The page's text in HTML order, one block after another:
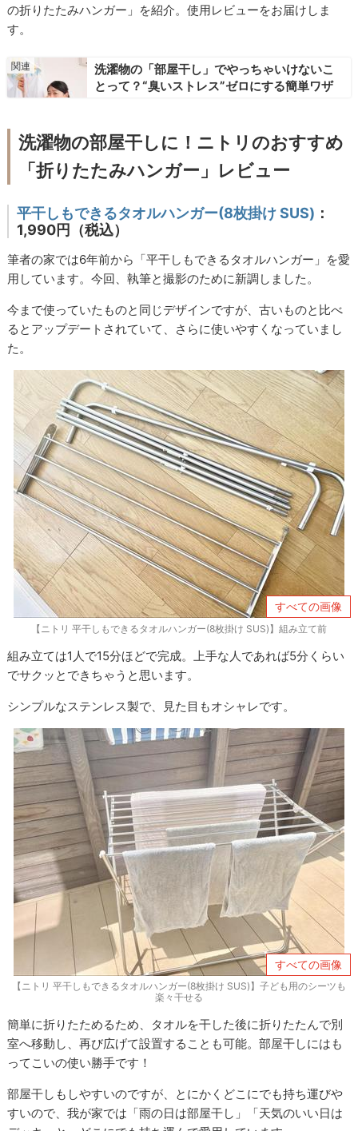
の折りたたみハンガー」を紹介。使用レビューをお届けしま
す。
洗濯物の「部屋干し」でやっちゃいけないこ
とって？“臭いストレス”ゼロにする簡単ワザ
洗濯物の部屋干しに！ニトリのおすすめ
「折りたたみハンガー」レビュー
平干しもできるタオルハンガー(8枚掛け SUS) ：
1,990円（税込）
筆者の家では6年前から「平干しもできるタオルハンガー」を愛
用しています。今回、執筆と撮影のために新調しました。
今まで使っていたものと同じデザインですが、古いものと比べ
るとアップデートされていて、さらに使いやすくなっていまし
た。
すべての画像
【ニトリ 平干しもできるタオルハンガー(8枚掛け SUS)】組み立て前
組み立ては1人で15分ほどで完成。上手な人であれば5分くらい
でサクッとできちゃうと思います。
シンプルなステンレス製で、見た目もオシャレです。
すべての画像
【ニトリ 平干しもできるタオルハンガー(8枚掛け SUS)】子ども用のシーツも
楽々干せる
簡単に折りたためるため、タオルを干した後に折りたたんで別
室へ移動し、再び広げて設置することも可能。部屋干しにはも
ってこいの使い勝手です！
部屋干しもしやすいのですが、とにかくどこにでも持ち運びや
すいので、我が家では「雨の日は部屋干し」「天気のいい日は